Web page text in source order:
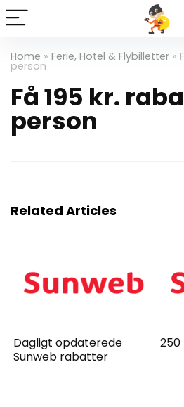
Home » Ferie, Hotel & Flybilletter »
person
Få 195 kr.
person
Related Articles
Dagligt opdaterede
Sunweb rabatter
250